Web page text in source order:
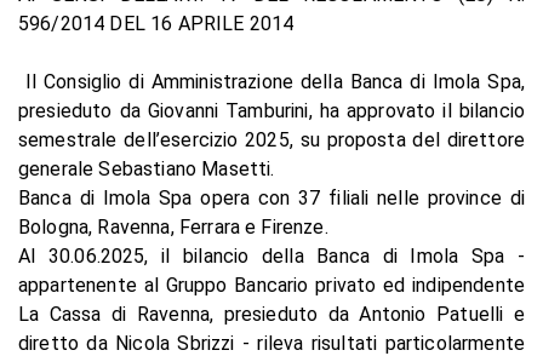
596/2014 DEL 16 APRILE 2014
Il Consiglio di Amministrazione della Banca di Imola Spa,
presieduto da Giovanni Tamburini, ha approvato il bilancio
semestrale dell’esercizio 2025, su proposta del direttore
generale Sebastiano Masetti.
Banca di Imola Spa opera con 37 filiali nelle province di
Bologna, Ravenna, Ferrara e Firenze.
Al 30.06.2025, il bilancio della Banca di Imola Spa -
appartenente al Gruppo Bancario privato ed indipendente
La Cassa di Ravenna, presieduto da Antonio Patuelli e
diretto da Nicola Sbrizzi - rileva risultati particolarmente